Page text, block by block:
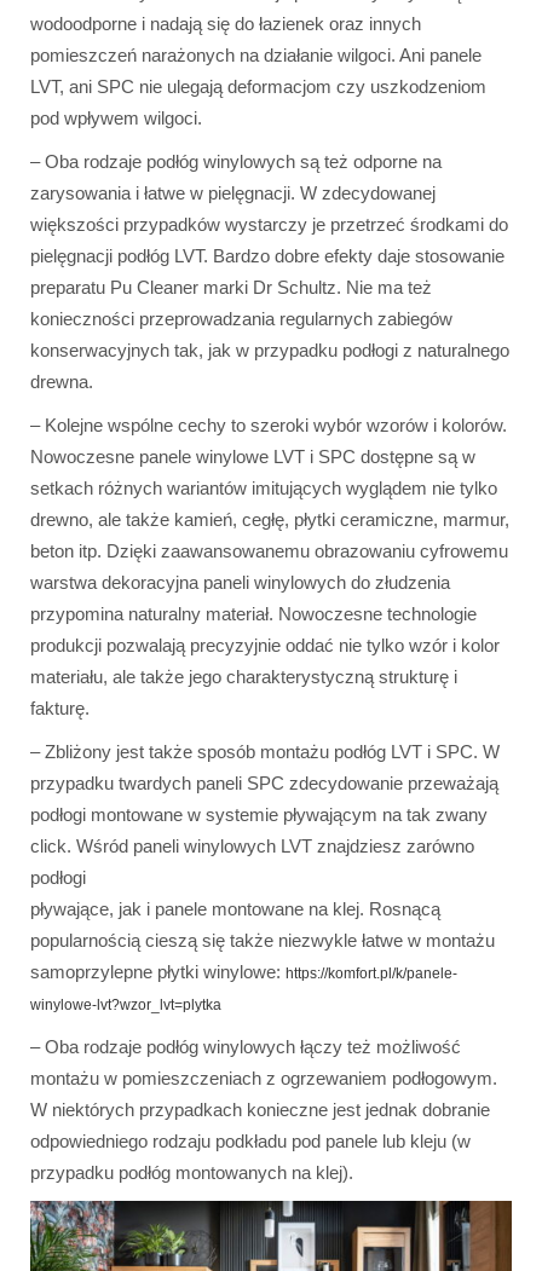
wodoodporne i nadają się do łazienek oraz innych
pomieszczeń narażonych na działanie wilgoci. Ani panele
LVT, ani SPC nie ulegają deformacjom czy uszkodzeniom
pod wpływem wilgoci.
– Oba rodzaje podłóg winylowych są też odporne na
zarysowania i łatwe w pielęgnacji. W zdecydowanej
większości przypadków wystarczy je przetrzeć środkami do
pielęgnacji podłóg LVT. Bardzo dobre efekty daje stosowanie
preparatu Pu Cleaner marki Dr Schultz. Nie ma też
konieczności przeprowadzania regularnych zabiegów
konserwacyjnych tak, jak w przypadku podłogi z naturalnego
drewna.
– Kolejne wspólne cechy to szeroki wybór wzorów i kolorów.
Nowoczesne panele winylowe LVT i SPC dostępne są w
setkach różnych wariantów imitujących wyglądem nie tylko
drewno, ale także kamień, cegłę, płytki ceramiczne, marmur,
beton itp. Dzięki zaawansowanemu obrazowaniu cyfrowemu
warstwa dekoracyjna paneli winylowych do złudzenia
przypomina naturalny materiał. Nowoczesne technologie
produkcji pozwalają precyzyjnie oddać nie tylko wzór i kolor
materiału, ale także jego charakterystyczną strukturę i
fakturę.
– Zbliżony jest także sposób montażu podłóg LVT i SPC. W
przypadku twardych paneli SPC zdecydowanie przeważają
podłogi montowane w systemie pływającym na tak zwany
click. Wśród paneli winylowych LVT znajdziesz zarówno
podłogi
pływające, jak i panele montowane na klej. Rosnącą
popularnością cieszą się także niezwykle łatwe w montażu
samoprzylepne płytki winylowe: https://komfort.pl/k/panele-
winylowe-lvt?wzor_lvt=plytka
– Oba rodzaje podłóg winylowych łączy też możliwość
montażu w pomieszczeniach z ogrzewaniem podłogowym.
W niektórych przypadkach konieczne jest jednak dobranie
odpowiedniego rodzaju podkładu pod panele lub kleju (w
przypadku podłóg montowanych na klej).